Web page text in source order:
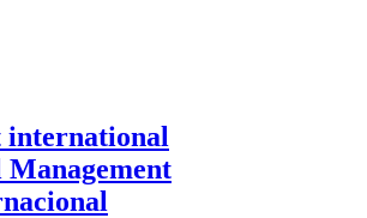
international